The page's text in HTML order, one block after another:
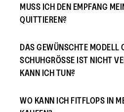
MUSS ICH DEN EMPFANG
QUITTIEREN?
DAS GEWÜNSCHTE MODELL
SCHUHGRÖSSE IST NICHT
KANN ICH TUN?
WO KANN ICH FITFLOPS IN